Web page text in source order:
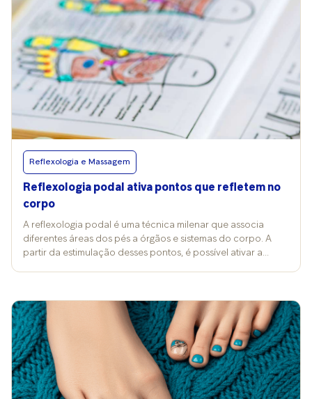
Reflexologia e Massagem
Reflexologia podal ativa pontos que refletem no
corpo
A reflexologia podal é uma técnica milenar que associa
diferentes áreas dos pés a órgãos e sistemas do corpo. A
partir da estimulação desses pontos, é possível ativar a
toque e o bem-estar, despertando respostas no organismo
por meio da conexão com os pés. A técnica se baseia em
regiões específicas dos membros inferiores, que concentram
tais conexões. “Os dedos estão ligados à cabeça e aos seios
da face, enquanto o arco do pé se conecta ao estômago e
aos intestinos, e, por fim, o calcanhar, à região pélvica”,
explica a massoterapeuta Talyta Gusmão, especializada em